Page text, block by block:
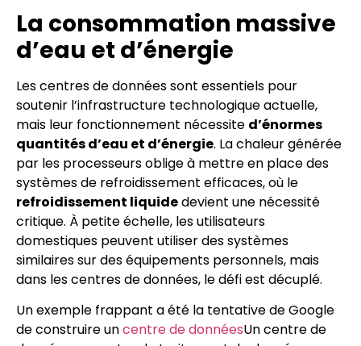
La consommation massive
d’eau et d’énergie
Les centres de données sont essentiels pour
soutenir l’infrastructure technologique actuelle,
mais leur fonctionnement nécessite d’énormes
quantités d’eau et d’énergie. La chaleur générée
par les processeurs oblige à mettre en place des
systèmes de refroidissement efficaces, où le
refroidissement liquidedevient une nécessité
critique. À petite échelle, les utilisateurs
domestiques peuvent utiliser des systèmes
similaires sur des équipements personnels, mais
dans les centres de données, le défi est décuplé.
Un exemple frappant a été la tentative de Google
de construire uncentre de donnéesUn centre de